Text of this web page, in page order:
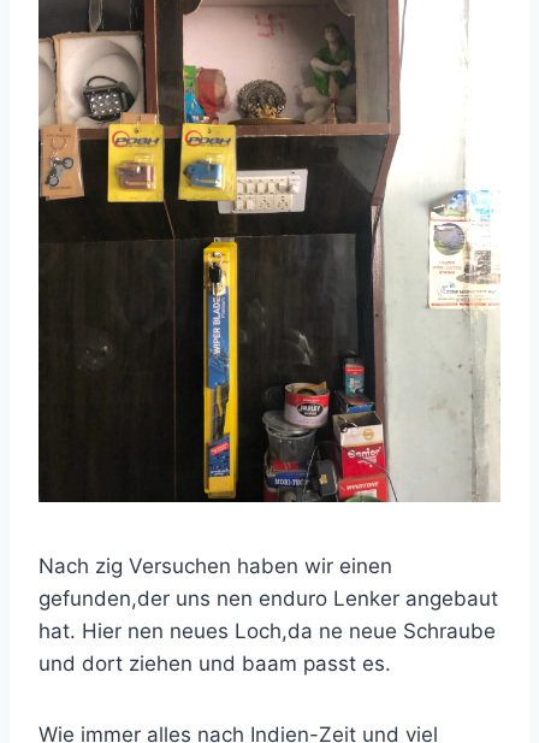
Nach zig Versuchen haben wir einen
gefunden,der uns nen enduro Lenker angebaut
hat. Hier nen neues Loch,da ne neue Schraube
und dort ziehen und baam passt es.
Wie immer alles nach Indien-Zeit und viel